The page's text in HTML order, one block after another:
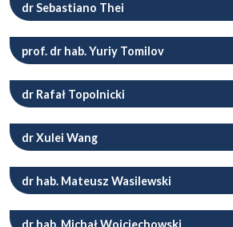
dr Sebastiano Thei
prof. dr hab. Yuriy Tomilov
dr Rafał Topolnicki
dr Xulei Wang
dr hab. Mateusz Wasilewski
dr hab. Michał Wojciechowski